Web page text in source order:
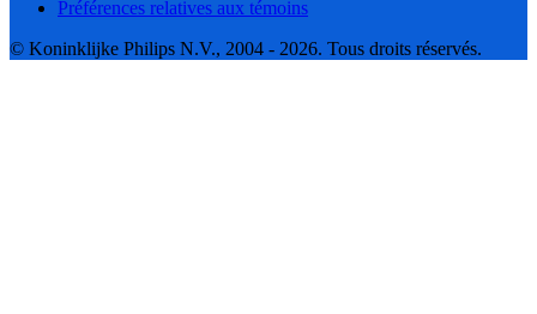
Préférences relatives aux témoins
© Koninklijke Philips N.V., 2004 - 2026. Tous droits réservés.